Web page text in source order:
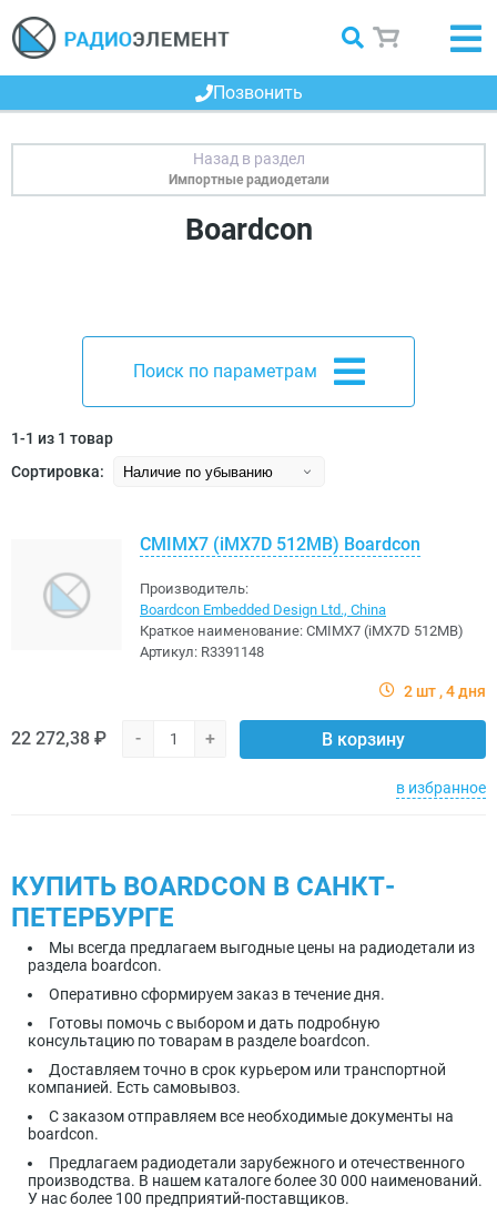
Позвонить
Импортные радиодетали
Boardcon
Поиск по параметрам
1-1 из 1 товар
Сортировка:
CMIMX7 (iMX7D 512MB) Boardcon
Производитель:
Boardcon Embedded Design Ltd., China
Краткое наименование: CMIMX7 (iMX7D 512MB)
Артикул: R3391148
2 шт 4 дня
22 272,38 ₽ - + В корзину
в избранное
КУПИТЬ BOARDCON В САНКТ-
ПЕТЕРБУРГЕ
Мы всегда предлагаем выгодные цены на радиодетали из
раздела boardcon.
Оперативно сформируем заказ в течение дня.
Готовы помочь с выбором и дать подробную
консультацию по товарам в разделе boardcon.
Доставляем точно в срок курьером или транспортной
компанией. Есть самовывоз.
С заказом отправляем все необходимые документы на
boardcon.
Предлагаем радиодетали зарубежного и отечественного
производства. В нашем каталоге более 30 000 наименований.
У нас более 100 предприятий-поставщиков.